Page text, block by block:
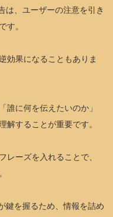
は、ユーザーの注意を引き
す。
効果になることもありま
誰に何を伝えたいのか」
解することが重要です。
レーズを入れることで、
鍵を握るため、情報を詰め